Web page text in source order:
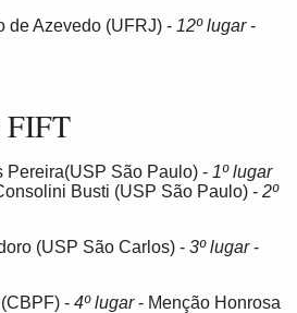
de Azevedo (UFRJ) - 12º lugar-
FIFT
Pereira(USP São Paulo) - 1º lugar
Busti (USP São Paulo) - 2º
(USP São Carlos) - 3º lugar-
- 4º lugar- Menção Honrosa